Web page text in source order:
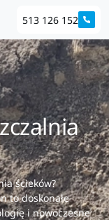
513 126 152
ścieków?
to doskonałe
i nowoczesne